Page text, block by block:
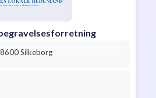
Silkeborg